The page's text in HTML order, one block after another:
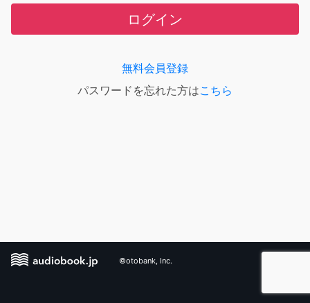
ログイン
無料会員登録
パスワードを忘れた方はこちら
©otobank, Inc.